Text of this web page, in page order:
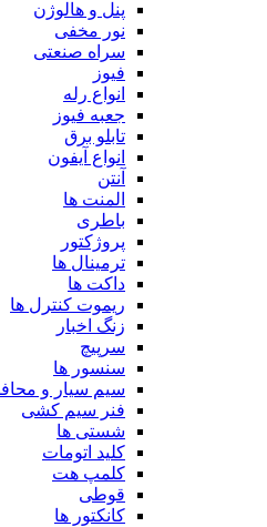
پنل و هالوژن
نور مخفی
سراه صنعتی
فیوز
انواع رله
جعبه فیوز
تابلو برق
انواع آیفون
آنتن
المنت ها
باطری
پروژکتور
ترمینال ها
داکت ها
ریموت کنترل ها
زنگ اخبار
سرپیچ
سنسور ها
سیم سیار و
فنر سیم کشی
شستی ها
کلید اتومات
کلمپ هت
قوطی
کانکتور ها